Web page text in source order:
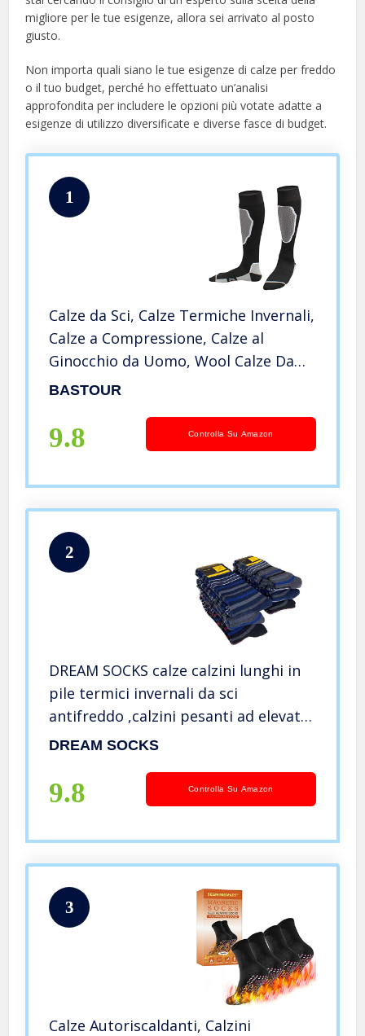
migliore per le tue esigenze, allora sei arrivato al posto
giusto.
Non importa quali siano le tue esigenze di calze per freddo
o il tuo budget, perché ho effettuato un’analisi
approfondita per includere le opzioni più votate adatte a
esigenze di utilizzo diversificate e diverse fasce di budget.
1
Calze da Sci, Calze Termiche Invernali,
Calze a Compressione, Calze al
Ginocchio da Uomo, Wool Calze Da
Sci, Calze Tecniche Da Sci Alpinismo,
Alpinismo, Viaggi, 39-45
BASTOUR
9.8 Controlla Su Amazon
2
DREAM SOCKS calze calzini lunghi in
pile termici invernali da sci
antifreddo ,calzini pesanti ad elevato
isolamento termico,vari assortimenti.
set.RIGATO)
DREAM SOCKS
9.8 Controlla Su Amazon
3
Calze Autoriscaldanti, Calzini